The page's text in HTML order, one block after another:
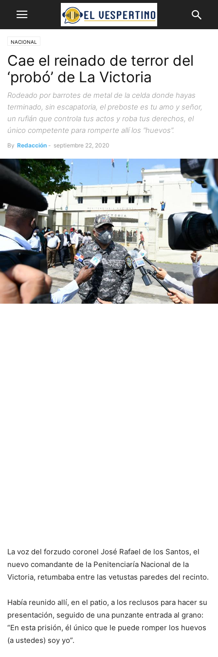
NACIONAL
Cae el reinado de terror del
‘probó’ de La Victoria
Rodeado por barrotes de metal de la celda donde hayas
terminado, sin escapatoria, el preboste es tu amo y señor,
un rufián que controla tus actos y roba tus derechos, el
único competente para romperte allí los “huevos”.
By Redacción - septiembre 22, 2020
La voz del forzudo coro­nel José Rafael de los San­tos, el
nuevo comandante de la Penitenciaría Nacio­nal de la
Victoria, retum­baba entre las vetustas pa­redes del recinto.
Había reunido allí, en el patio, a los reclusos pa­ra hacer su
presentación, seguido de una punzante entrada al grano:
“En es­ta prisión, él único que le puede romper los huevos
(a ustedes) soy yo”.